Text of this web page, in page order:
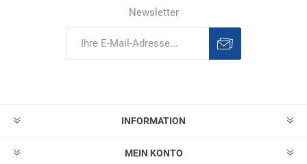
Newsletter
INFORMATION
MEIN KONTO